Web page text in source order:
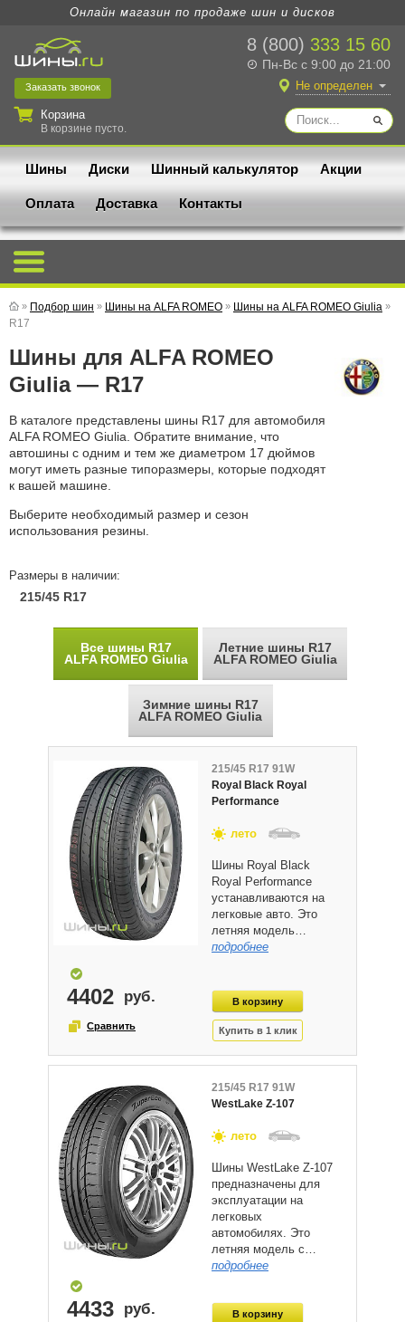
Онлайн магазин по продаже шин и дисков
8 (800) 333 15 60
Пн-Вс с 9:00 до 21:00
Заказать звонок
Корзина
В корзине пусто.
Не определен
Шины Диски Шинный калькулятор Акции
Оплата Доставка Контакты
» Подбор шин » Шины на ALFA ROMEO » Шины на ALFA ROMEO Giulia »
R17
Шины для ALFA ROMEO
Giulia — R17
В каталоге представлены шины R17 для автомобиля
ALFA ROMEO Giulia. Обратите внимание, что
автошины с одним и тем же диаметром 17 дюймов
могут иметь разные типоразмеры, которые подходят
к вашей машине.
Выберите необходимый размер и сезон
использования резины.
Размеры в наличии:
215/45 R17
Все шины R17
ALFA ROMEO Giulia
Летние шины R17
ALFA ROMEO Giulia
Зимние шины R17
ALFA ROMEO Giulia
215/45 R17 91W
Royal Black Royal
Performance
лето
Шины Royal Black
Royal Performance
устанавливаются на
легковые авто. Это
летняя модель…
подробнее
4402
215/45 R17 91W
WestLake Z-107
лето
Шины WestLake Z-107
предназначены для
эксплуатации на
легковых
автомобилях. Это
летняя модель с…
подробнее
4433